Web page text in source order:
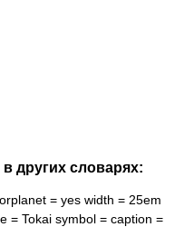
других словарях:
= yes width = 25em
= Tokai symbol = caption =